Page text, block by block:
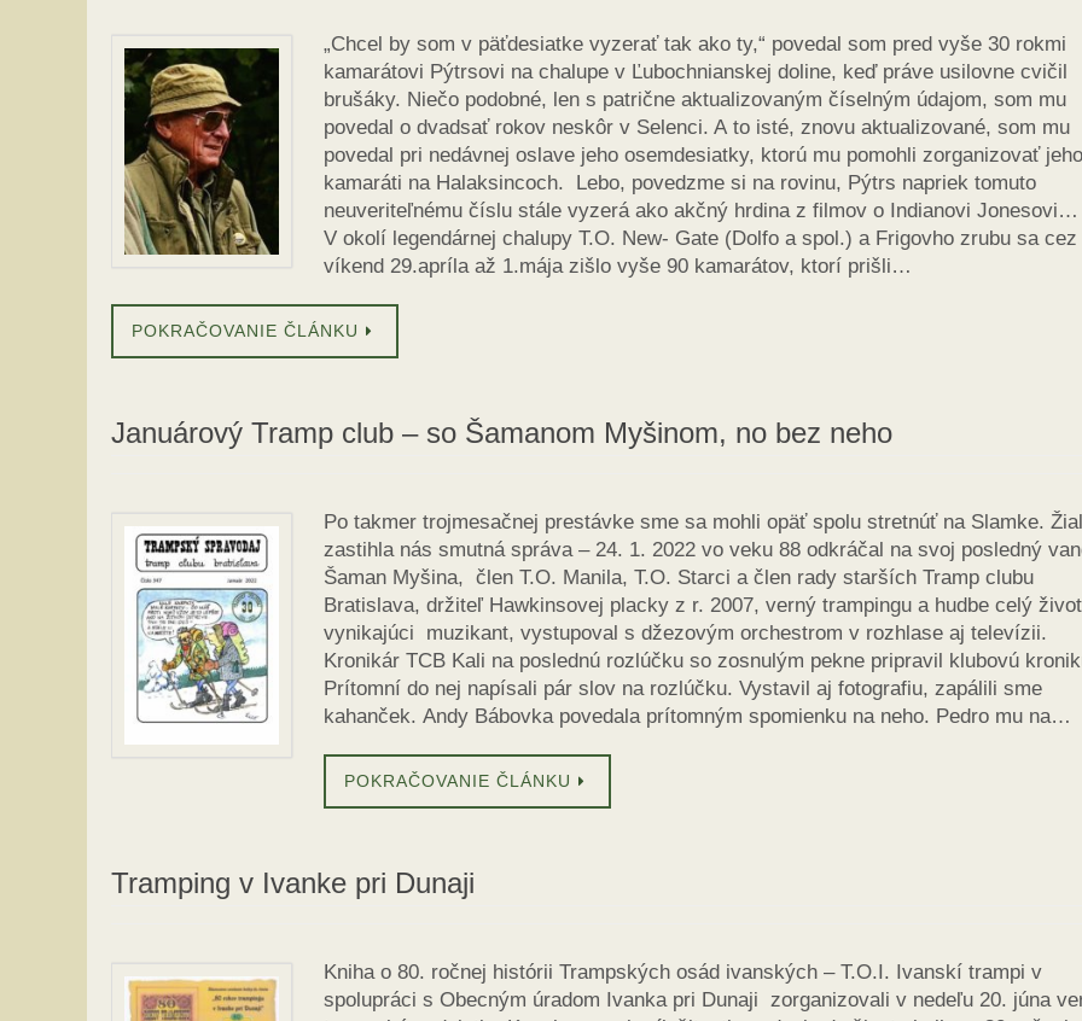
„Chcel by som v päťdesiatke vyzerať tak ako ty,“ povedal som pred vyše 30 rokmi
kamarátovi Pýtrsovi na chalupe v Ľubochnianskej doline, keď práve usilovne cvičil
brušáky. Niečo podobné, len s patrične aktualizovaným číselným údajom, som mu
povedal o dvadsať rokov neskôr v Selenci. A to isté, znovu aktualizované, som mu
povedal pri nedávnej oslave jeho osemdesiatky, ktorú mu pomohli zorganizovať jeho
kamaráti na Halaksincoch. Lebo, povedzme si na rovinu, Pýtrs napriek tomuto
neuveriteľnému číslu stále vyzerá ako akčný hrdina z filmov o Indianovi Jonesovi…
V okolí legendárnej chalupy T.O. New- Gate (Dolfo a spol.) a Frigovho zrubu sa cez
víkend 29.apríla až 1.mája zišlo vyše 90 kamarátov, ktorí prišli…
POKRAČOVANIE ČLÁNKU
Januárový Tramp club – so Šamanom Myšinom, no bez neho
Po takmer trojmesačnej prestávke sme sa mohli opäť spolu stretnúť na Slamke.
zastihla nás smutná správa – 24. 1. 2022 vo veku 88 odkráčal na svoj posledný
Šaman Myšina, člen T.O. Manila, T.O. Starci a člen rady starších Tramp clubu
Bratislava, držiteľ Hawkinsovej placky z r. 2007, verný trampingu a hudbe celý
vynikajúci muzikant, vystupoval s džezovým orchestrom v rozhlase aj televízii.
Kronikár TCB Kali na poslednú rozlúčku so zosnulým pekne pripravil klubovú
Prítomní do nej napísali pár slov na rozlúčku. Vystavil aj fotografiu, zapálili sme
kahanček. Andy Bábovka povedala prítomným spomienku na neho. Pedro mu na…
POKRAČOVANIE ČLÁNKU
Tramping v Ivanke pri Dunaji
Kniha o 80. ročnej histórii Trampských osád ivanských – T.O.I. Ivanskí trampi v
spolupráci s Obecným úradom Ivanka pri Dunaji zorganizovali v nedeľu 20. júna